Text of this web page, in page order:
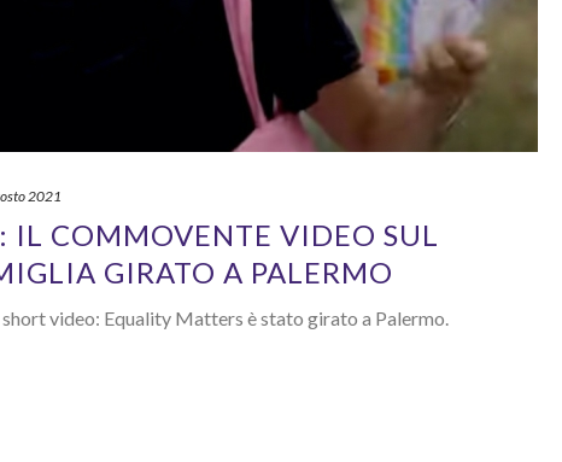
2021
IL COMMOVENTE VIDEO SUL
GIRATO A PALERMO
video: Equality Matters è stato girato a Palermo.